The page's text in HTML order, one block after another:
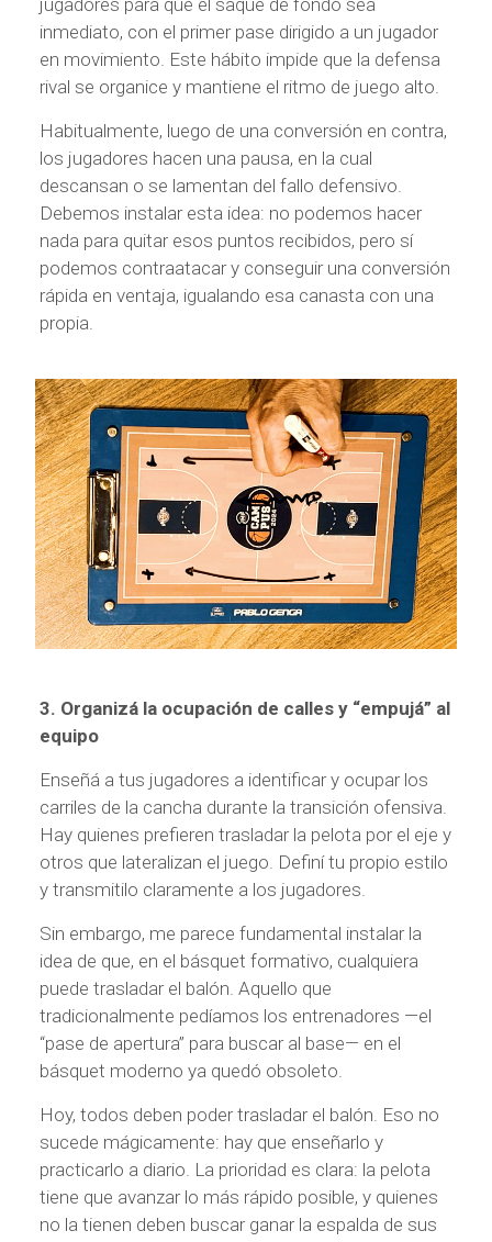
jugadores para que el saque de fondo sea
inmediato, con el primer pase dirigido a un jugador
en movimiento. Este hábito impide que la defensa
rival se organice y mantiene el ritmo de juego alto.
Habitualmente, luego de una conversión en contra,
los jugadores hacen una pausa, en la cual
descansan o se lamentan del fallo defensivo.
Debemos instalar esta idea: no podemos hacer
nada para quitar esos puntos recibidos, pero sí
podemos contraatacar y conseguir una conversión
rápida en ventaja, igualando esa canasta con una
propia.
3. Organizá la ocupación de calles y “empujá” al
equipo
Enseñá a tus jugadores a identificar y ocupar los
carriles de la cancha durante la transición ofensiva.
Hay quienes prefieren trasladar la pelota por el eje y
otros que lateralizan el juego. Definí tu propio estilo
y transmitilo claramente a los jugadores.
Sin embargo, me parece fundamental instalar la
idea de que, en el básquet formativo, cualquiera
puede trasladar el balón. Aquello que
tradicionalmente pedíamos los entrenadores —el
“pase de apertura” para buscar al base— en el
básquet moderno ya quedó obsoleto.
Hoy, todos deben poder trasladar el balón. Eso no
sucede mágicamente: hay que enseñarlo y
practicarlo a diario. La prioridad es clara: la pelota
tiene que avanzar lo más rápido posible, y quienes
no la tienen deben buscar ganar la espalda de sus